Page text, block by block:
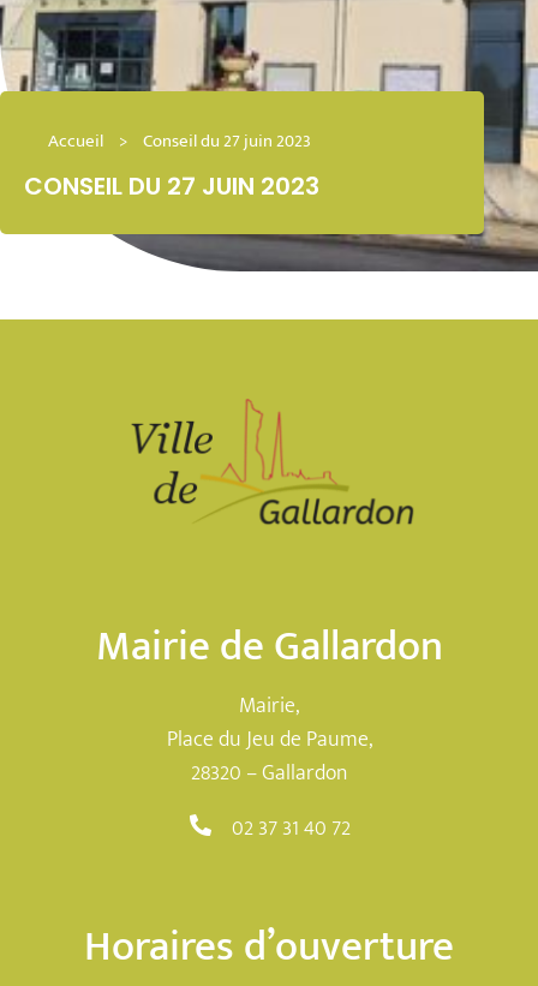
Accueil > Conseil du 27 juin 2023
CONSEIL DU 27 JUIN 2023
Mairie de Gallardon
Mairie,
Place du Jeu de Paume,
28320 – Gallardon
02 37 31 40 72
Horaires d’ouverture